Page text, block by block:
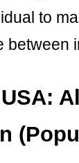
to
between